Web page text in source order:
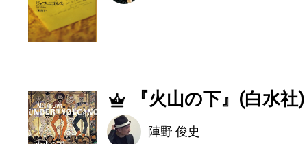
4 『火山の下』(白水社)
陣野 俊史